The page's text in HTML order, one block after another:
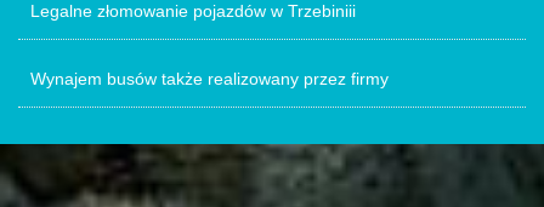
Legalne złomowanie pojazdów w Trzebiniii
Wynajem busów także realizowany przez firmy